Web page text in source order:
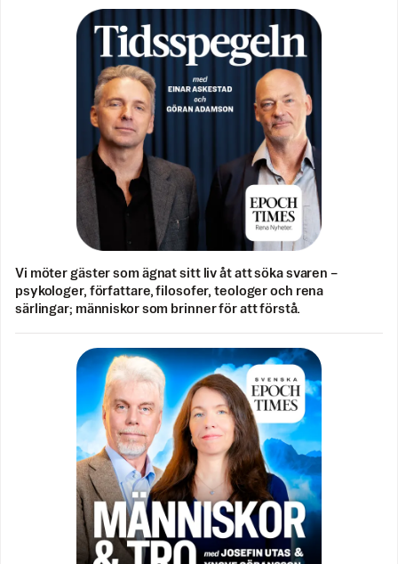
Vi möter gäster som ägnat sitt liv åt att söka svaren –
psykologer, författare, filosofer, teologer och rena
särlingar; människor som brinner för att förstå.